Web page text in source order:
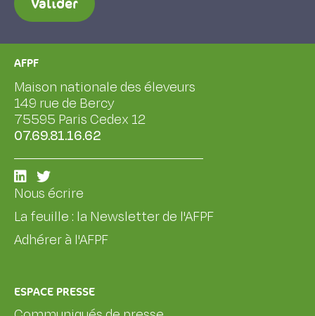
AFPF
Maison nationale des éleveurs
149 rue de Bercy
75595 Paris Cedex 12
07.69.81.16.62
Nous écrire
La feuille : la Newsletter de l'AFPF
Adhérer à l'AFPF
ESPACE PRESSE